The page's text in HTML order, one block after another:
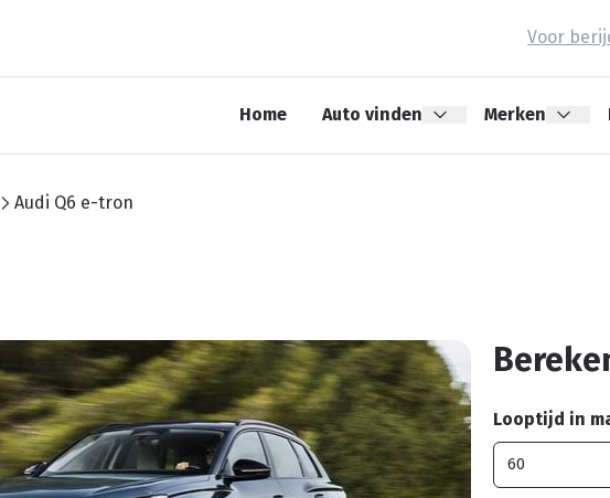
Voor
Home Auto vinden Merken
Audi Q6 e-tron
Looptijd in